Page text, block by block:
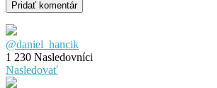
@daniel_hancik
1 230 Nasledovníci
Nasledovať